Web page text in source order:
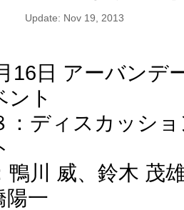
Update: Nov 19, 2013
16日 アーバンデ
ント
：ディスカッシ
鴨川 威、鈴木 茂
陽一